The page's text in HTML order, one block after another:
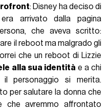
: Disney ha deciso di
arrivato dalla pagina
che aveva scritto:
il reboot ma malgrado gli
che un reboot di Lizzie
alla sua identitàe a chi
personaggio si merita.
per salutare la donna che
che avremmo affrontato